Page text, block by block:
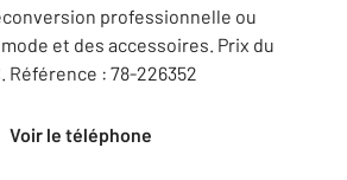
professionnelle ou
et des accessoires. Prix du
Référence : 78-226352
Voir le téléphone